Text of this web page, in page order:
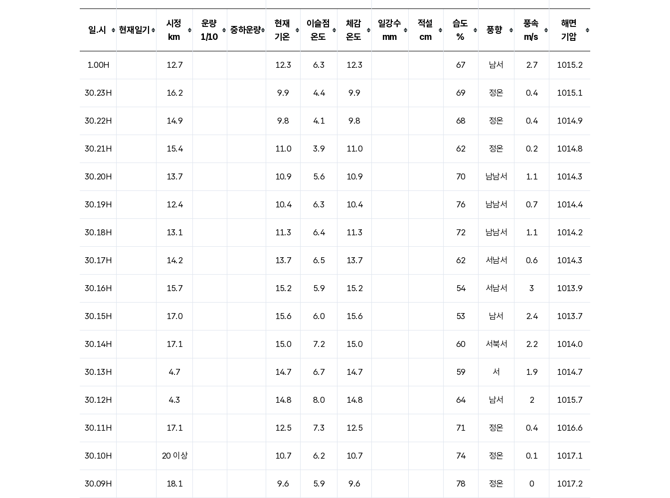
일.시 현재일기
시정
km
운량
1/10
중하운량
현재
기온
이슬점
온도
체감
온도
일강수
mm
적설
cm
습도
%
풍향
풍속
m/s
해면
기압
1.00H 12.7 12.3 6.3 12.3 67 남서 2.7 1015.2
30.23H 16.2 9.9 4.4 9.9 69 정온 0.4 1015.1
30.22H 14.9 9.8 4.1 9.8 68 정온 0.4 1014.9
30.21H 15.4 11.0 3.9 11.0 62 정온 0.2 1014.8
30.20H 13.7 10.9 5.6 10.9 70 남남서 1.1 1014.3
30.19H 12.4 10.4 6.3 10.4 76 남남서 0.7 1014.4
30.18H 13.1 11.3 6.4 11.3 72 남남서 1.1 1014.2
30.17H 14.2 13.7 6.5 13.7 62 서남서 0.6 1014.3
30.16H 15.7 15.2 5.9 15.2 54 서남서 3 1013.9
30.15H 17.0 15.6 6.0 15.6 53 남서 2.4 1013.7
30.14H 17.1 15.0 7.2 15.0 60 서북서 2.2 1014.0
30.13H 4.7 14.7 6.7 14.7 59 서 1.9 1014.7
30.12H 4.3 14.8 8.0 14.8 64 남서 2 1015.7
30.11H 17.1 12.5 7.3 12.5 71 정온 0.4 1016.6
30.10H 20 이상 10.7 6.2 10.7 74 정온 0.1 1017.1
30.09H 18.1 9.6 5.9 9.6 78 정온 0 1017.2